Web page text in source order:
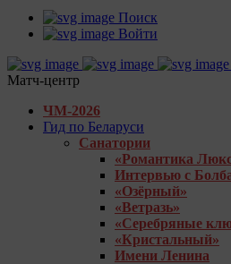
Поиск
Войти
Матч-центр
ЧМ-2026
Гид по Беларуси
Санатории
«Романтика
Интервью с
«Озёрный»
«Ветразь»
«Серебряные
«Кристальный»
Имени Ленина